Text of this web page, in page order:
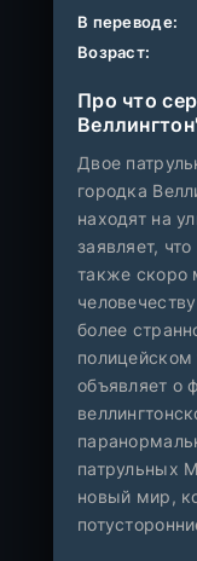
В переводе:
Возраст:
Про что
Двое
городка
находят на
заявляет,
также скоро
более
объявляет о
патрульных
новый мир,